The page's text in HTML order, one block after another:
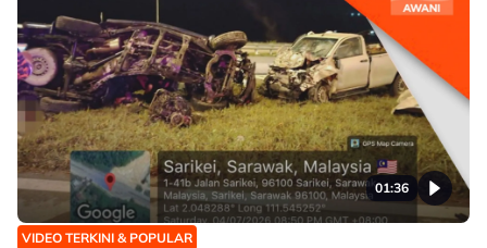
01:36
VIDEO TERKINI & POPULAR